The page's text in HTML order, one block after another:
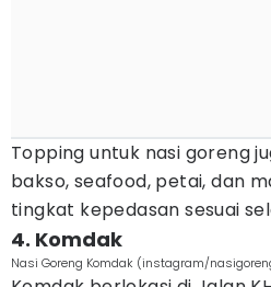
Topping untuk nasi goreng
bakso, seafood, petai, dan
tingkat kepedasan sesuai
4. Komdak
Nasi Goreng Komdak (instagram/